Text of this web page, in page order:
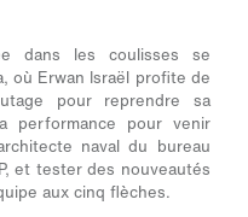
dans les coulisses se
où Erwan Israël profite de
pour reprendre sa
performance pour venir
naval du bureau
et tester des nouveautés
aux cinq flèches.